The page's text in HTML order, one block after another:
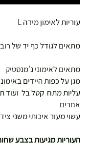
עוריות לאימון מידה L
מתאים לגודל כף יד של
מתאים לאימוני ג'מנסטיק
מגן על כפות היידים
עליות מתח קטל בל ועוד
אחרים
עשוי מעור איכותי משני
העוריות מגיעות בצבע